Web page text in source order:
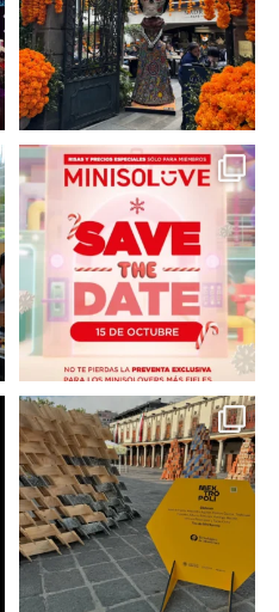
La temporada navideña
llegó a @minisomexico...
2 0
Este fin de semana no te
pierdas @mextropoli, el...
2 0